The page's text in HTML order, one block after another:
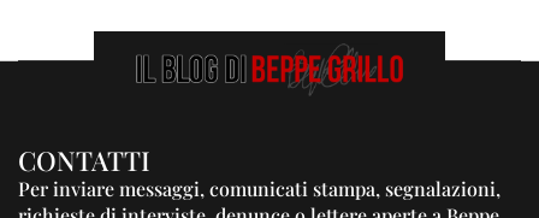
CONTATTI
Per inviare messaggi, comunicati stampa, segnalazioni,